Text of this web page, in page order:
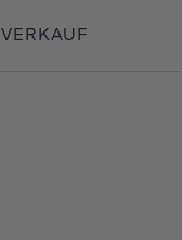
VERKAUF